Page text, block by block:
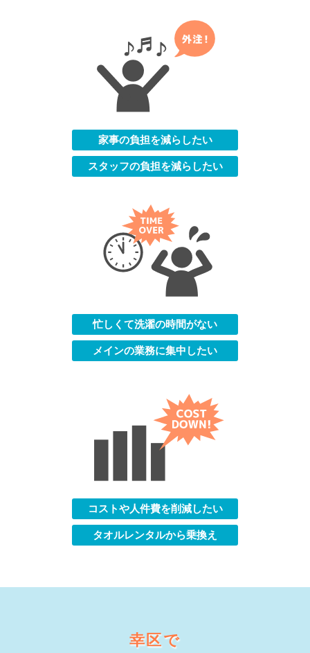
家事の負担を減らしたい
スタッフの負担を減らしたい
忙しくて洗濯の時間がない
メインの業務に集中したい
コストや人件費を削減したい
タオルレンタルから乗換え
幸区で